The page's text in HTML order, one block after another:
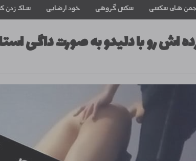
ساک زدن خود ارضایی سکس گروهی های سکسی
اش رو با دلیدو به صورت داگی